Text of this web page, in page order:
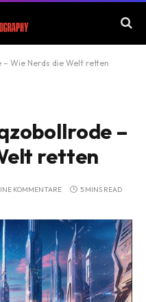
– Wie Nerds die Welt retten
–
retten
KOMMENTARE 5 MINS READ